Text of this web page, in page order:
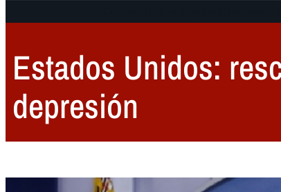
Estados Unidos:
depresión